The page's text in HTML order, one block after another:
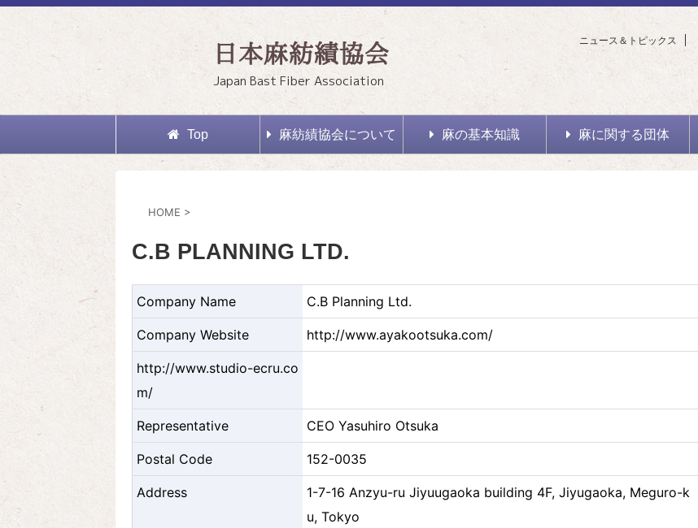
日本麻紡績協会
Japan Bast Fiber Association
ニュース＆トピックス
Top 麻紡績協会について 麻の基本知識 麻に関する団体
HOME >
C.B PLANNING LTD.
Company Name C.B Planning Ltd.
Company Website http://www.ayakootsuka.com/
http://www.studio-ecru.co
m/
Representative CEO Yasuhiro Otsuka
Postal Code 152-0035
Address
1-7-16 Anzyu-ru Jiyuugaoka building 4F, Jiyugaoka, Meguro-k
u, Tokyo